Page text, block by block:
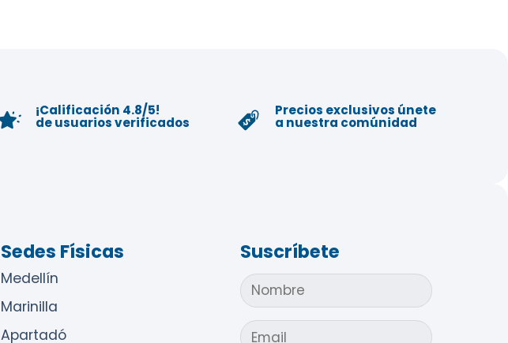
¡Calificación 4.8/5!
de usuarios verificados
Precios exclusivos únete
a nuestra comúnidad
Sedes Físicas
Medellín
Marinilla
Apartadó
Suscríbete